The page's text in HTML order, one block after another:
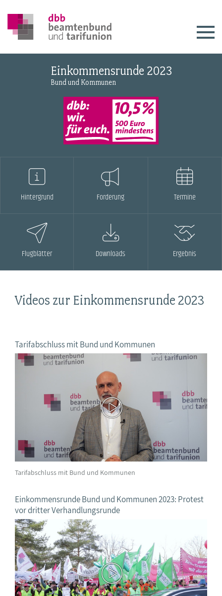
Einkommensrunde 2023
Bund und Kommunen
Hintergrund Forderung Termine
Flugblätter Downloads Ergebnis
Videos zur Einkommensrunde 2023
Tarifabschluss mit Bund und Kommunen
Tarifabschluss mit Bund und Kommunen
Einkommensrunde Bund und Kommunen 2023: Protest
vor dritter Verhandlungsrunde